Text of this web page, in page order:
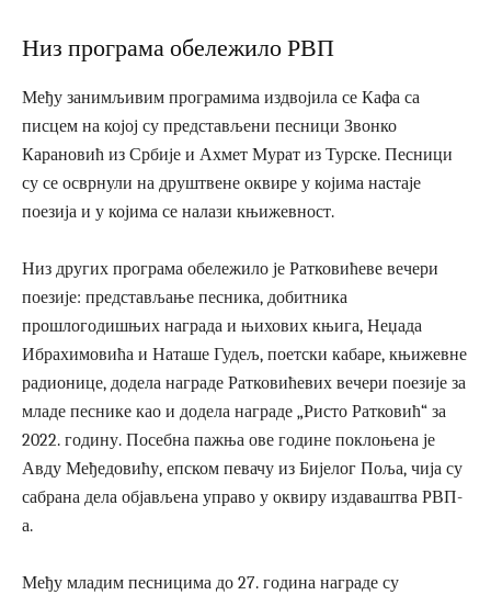
Низ програма обележило РВП
Међу занимљивим програмима издвојила се Кафа са
писцем на којој су представљени песници Звонко
Карановић из Србије и Ахмет Мурат из Турске. Песници
су се осврнули на друштвене оквире у којима настаје
поезија и у којима се налази књижевност.
Низ других програма обележило је Ратковићеве вечери
поезије: представљање песника, добитника
прошлогодишњих награда и њихових књига, Неџада
Ибрахимовића и Наташе Гудељ, поетски кабаре, књижевне
радионице, додела награде Ратковићевих вечери поезије за
младе песнике као и додела награде „Ристо Ратковић“ за
2022. годину. Посебна пажња ове године поклоњена је
Авду Међедовићу, епском певачу из Бијелог Поља, чија су
сабрана дела објављена управо у оквиру издаваштва РВП-
а.
Међу младим песницима до 27. година награде су